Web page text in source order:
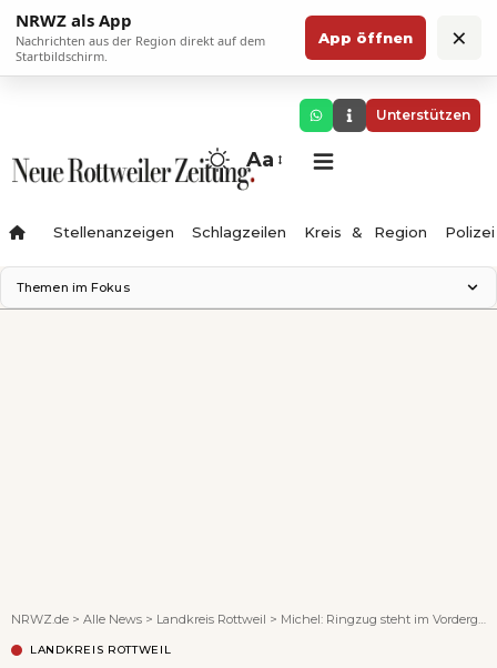
NRWZ als App
Nachrichten aus der Region direkt auf dem
Startbildschirm.
App öffnen ×
Unterstützen
Aa
Stellenanzeigen Schlagzeilen Kreis & Region Polizei
Themen im Fokus
NRWZ.de > Alle News > Landkreis Rottweil > Michel: Ringzug steht im Vordergrund
LANDKREIS ROTTWEIL